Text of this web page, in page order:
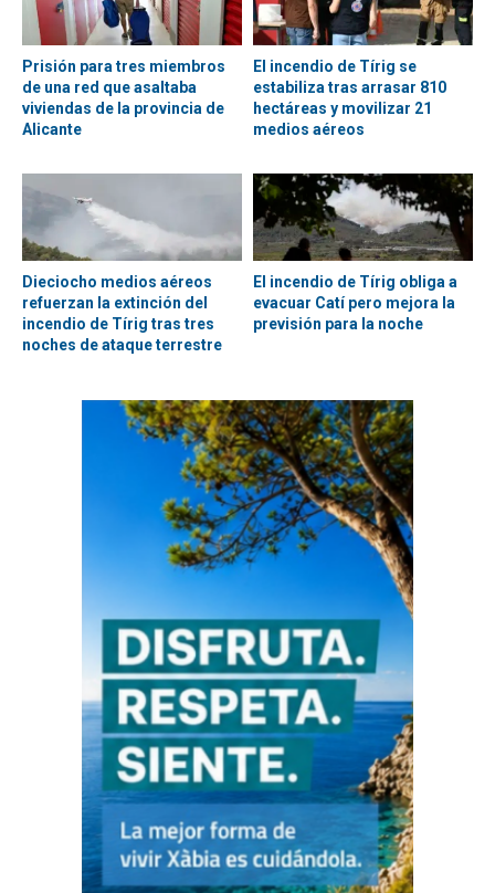
Prisión para tres miembros
de una red que asaltaba
viviendas de la provincia de
Alicante
El incendio de Tírig se
estabiliza tras arrasar 810
hectáreas y movilizar 21
medios aéreos
Dieciocho medios aéreos
refuerzan la extinción del
incendio de Tírig tras tres
noches de ataque terrestre
El incendio de Tírig obliga a
evacuar Catí pero mejora la
previsión para la noche